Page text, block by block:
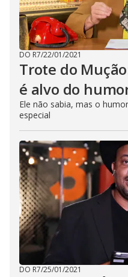
DO R7/22/01/2021
Trote do
é alvo do
Ele não sabia, mas o
especial
DO R7/25/01/2021